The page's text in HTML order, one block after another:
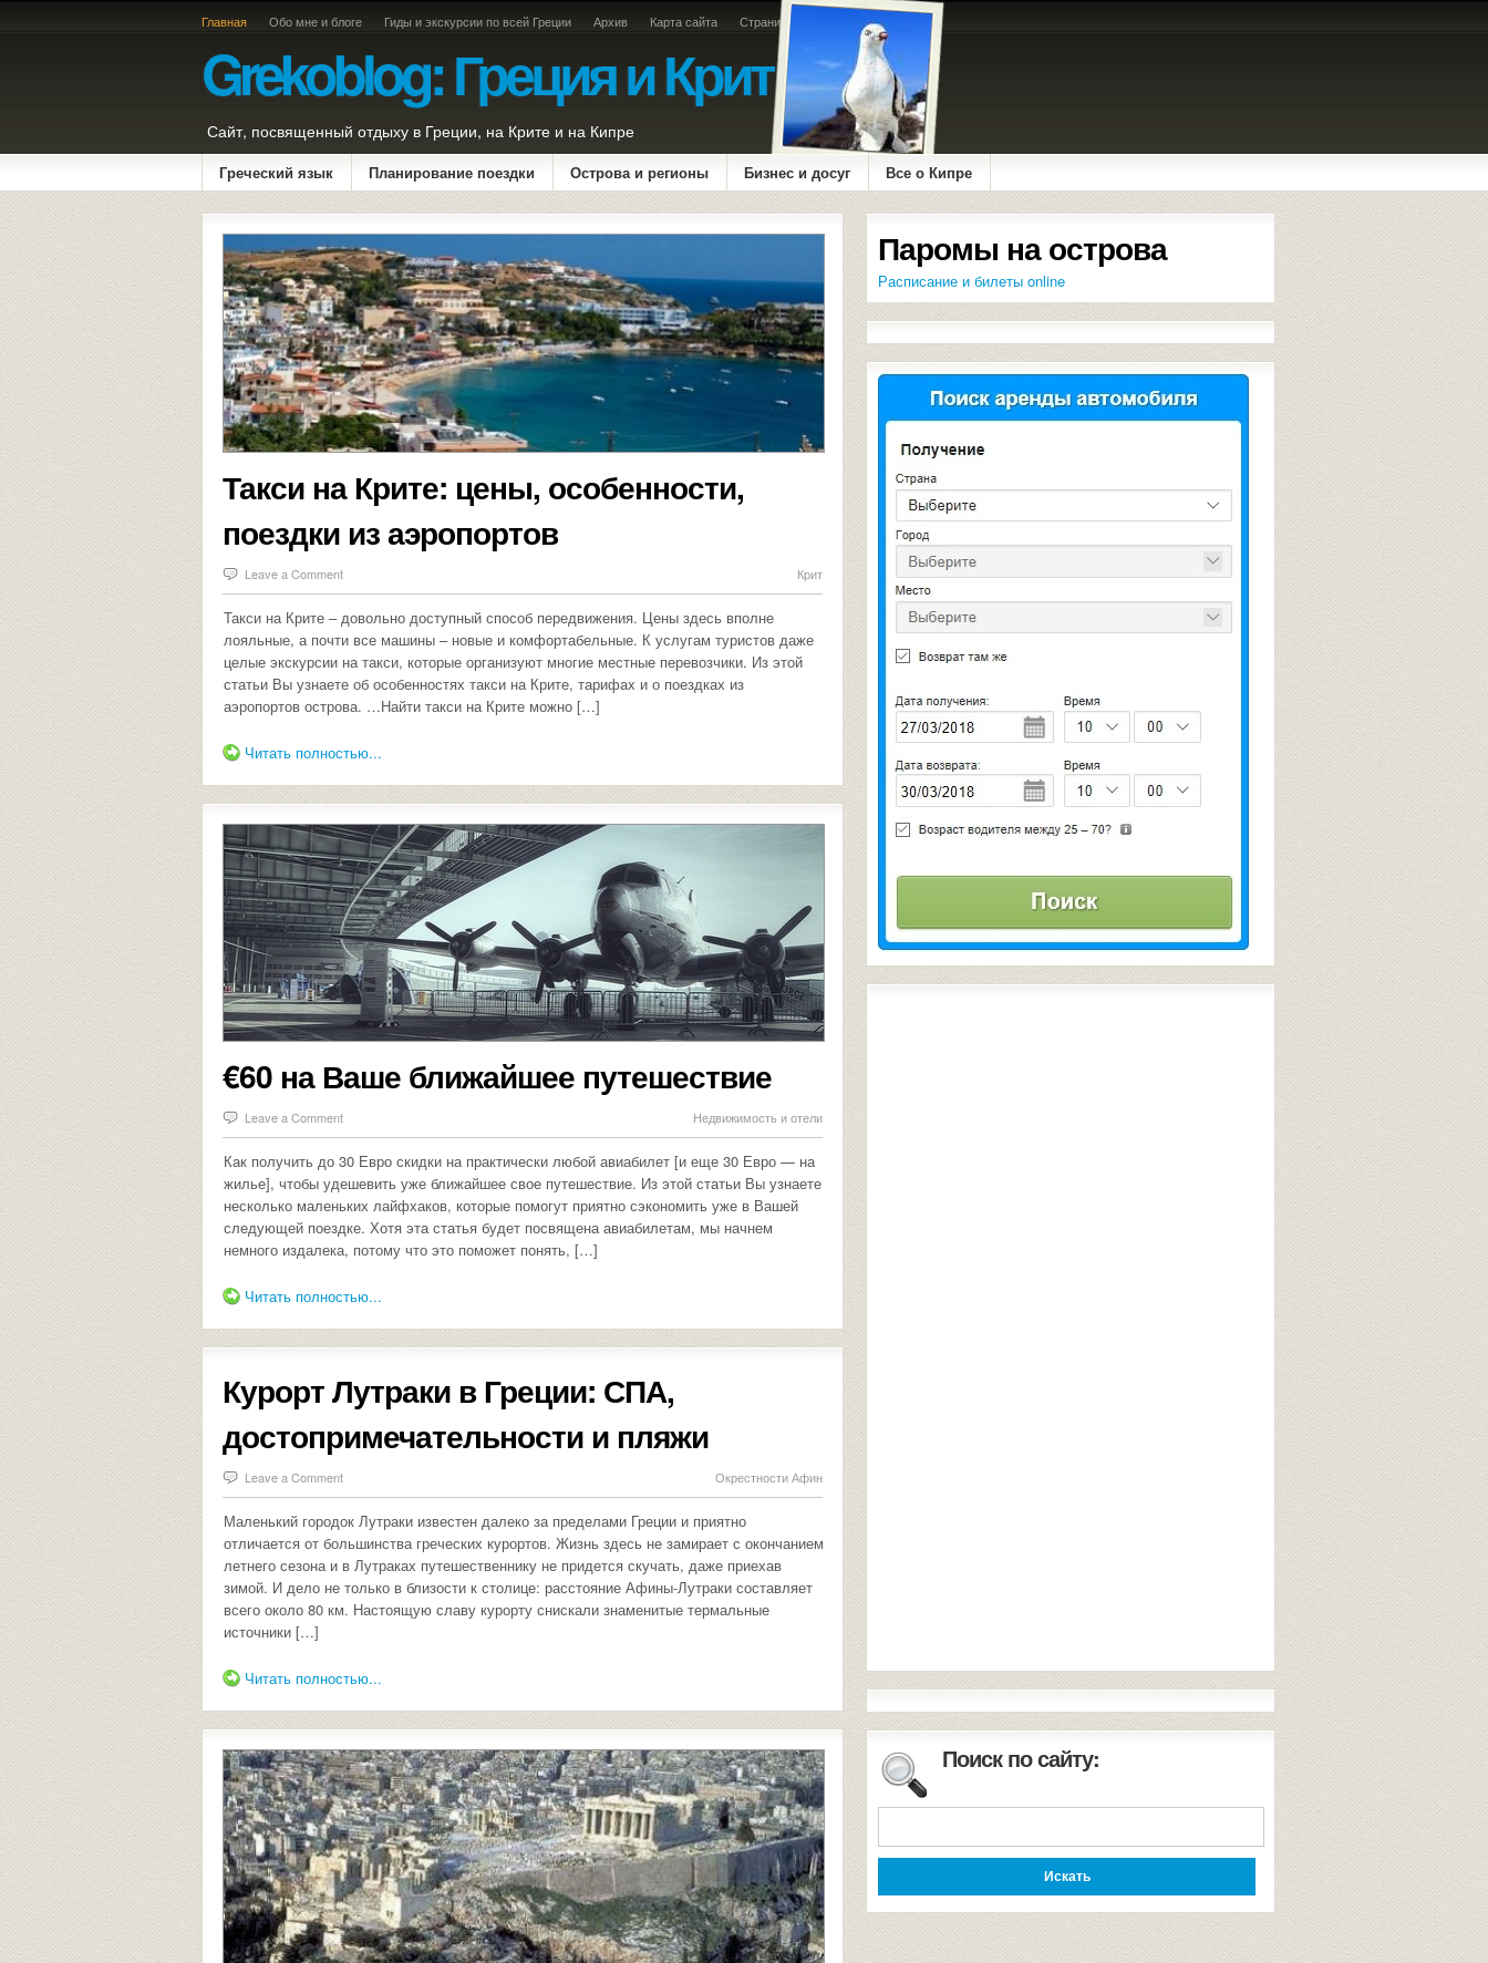
Главная Обо мне и блоге Гиды и экскурсии по всей Греции Архив Карта сайта Страница оплаты
Grekoblog: Греция и Крит
Сайт, посвященный отдыху в Греции, на Крите и на Кипре
Греческий язык Планирование поездки Острова и регионы Бизнес и досуг Все о Кипре
Такси на Крите: цены, особенности,
поездки из аэропортов
Leave a Comment Крит
Такси на Крите – довольно доступный способ передвижения. Цены здесь вполне
лояльные, а почти все машины – новые и комфортабельные. К услугам туристов даже
целые экскурсии на такси, которые организуют многие местные перевозчики. Из этой
статьи Вы узнаете об особенностях такси на Крите, тарифах и о поездках из
аэропортов острова. …Найти такси на Крите можно […]
Читать полностью...
€60 на Ваше ближайшее путешествие
Leave a Comment Недвижимость и отели
Как получить до 30 Евро скидки на практически любой авиабилет [и еще 30 Евро — на
жилье], чтобы удешевить уже ближайшее свое путешествие. Из этой статьи Вы узнаете
несколько маленьких лайфхаков, которые помогут приятно сэкономить уже в Вашей
следующей поездке. Хотя эта статья будет посвящена авиабилетам, мы начнем
немного издалека, потому что это поможет понять, […]
Читать полностью...
Курорт Лутраки в Греции: СПА,
достопримечательности и пляжи
Leave a Comment Окрестности Афин
Маленький городок Лутраки известен далеко за пределами Греции и приятно
отличается от большинства греческих курортов. Жизнь здесь не замирает с окончанием
летнего сезона и в Лутраках путешественнику не придется скучать, даже приехав
зимой. И дело не только в близости к столице: расстояние Афины-Лутраки составляет
всего около 80 км. Настоящую славу курорту снискали знаменитые термальные
источники […]
Читать полностью...
Паромы на острова
Расписание и билеты online
Поиск по сайту: